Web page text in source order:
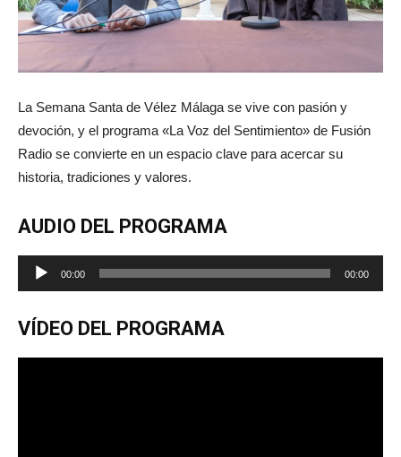
La Semana Santa de Vélez Málaga se vive con pasión y
devoción, y el programa «La Voz del Sentimiento» de Fusión
Radio se convierte en un espacio clave para acercar su
historia, tradiciones y valores.
AUDIO DEL PROGRAMA
Reproductor
de
00:00 00:00
VÍDEO DEL PROGRAMA